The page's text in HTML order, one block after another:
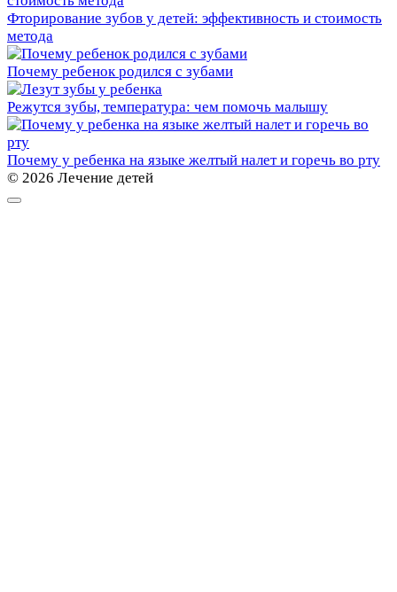
Фторирование зубов у детей: эффективность и стоимость
метода
Почему ребенок родился с зубами
Режутся зубы, температура: чем помочь малышу
Почему у ребенка на языке желтый налет и горечь во рту
© 2026 Лечение детей